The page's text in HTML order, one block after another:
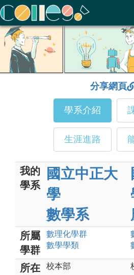
ColleGo! 大學選才與高中育才輔助系統
分享網頁
學系介紹
生涯進路
我的
學系
國立中正大
學
數學系
所屬
學群
數理化學群
數學學類
所在
校本部